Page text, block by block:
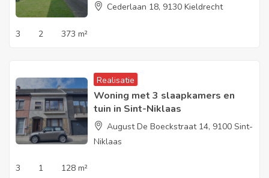
Cederlaan 18, 9130 Kieldrecht
3 2 373 m²
Realisatie
Woning met 3 slaapkamers en
tuin in Sint-Niklaas
August De Boeckstraat 14, 9100 Sint-
Niklaas
3 1 128 m²